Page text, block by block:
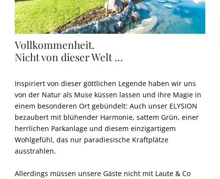
Vollkommenheit.
Nicht von dieser Welt …
Inspiriert von dieser göttlichen Legende haben wir uns
von der Natur als Muse küssen lassen und ihre Magie in
einem besonderen Ort gebündelt: Auch unser ELYSION
bezaubert mit blühender Harmonie, sattem Grün, einer
herrlichen Parkanlage und diesem einzigartigem
Wohlgefühl, das nur paradiesische Kraftplätze
ausstrahlen.
Allerdings müssen unsere Gäste nicht mit Laute & Co